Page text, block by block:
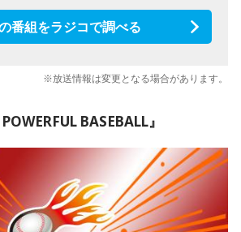
番組をラジコで調べる
※放送情報は変更となる場合があります。
BASEBALL』